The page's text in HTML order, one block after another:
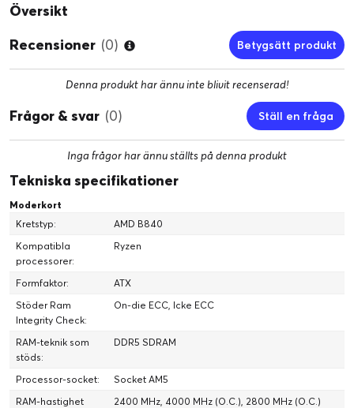
Översikt
Recensioner (0) Betygsätt produkt
Denna produkt har ännu inte blivit recenserad!
Frågor & svar (0) Ställ en fråga
Inga frågor har ännu ställts på denna produkt
Tekniska specifikationer
Moderkort
Kretstyp:
AMD B840
Kompatibla
processorer:
Ryzen
Formfaktor:
ATX
Stöder Ram
Integrity Check:
On-die ECC, Icke ECC
RAM-teknik som
stöds:
DDR5 SDRAM
Processor-socket:
Socket AM5
RAM-hastighet
2400 MHz, 4000 MHz (O.C.), 2800 MHz (O.C.)